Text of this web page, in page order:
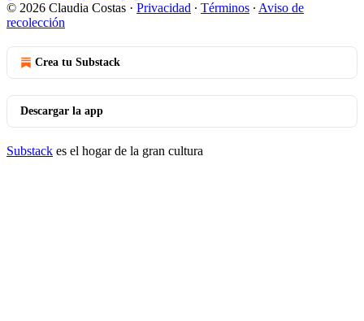
© 2026 Claudia Costas · Privacidad ∙ Términos ∙ Aviso de
recolección
Crea tu Substack
Descargar la app
Substack es el hogar de la gran cultura